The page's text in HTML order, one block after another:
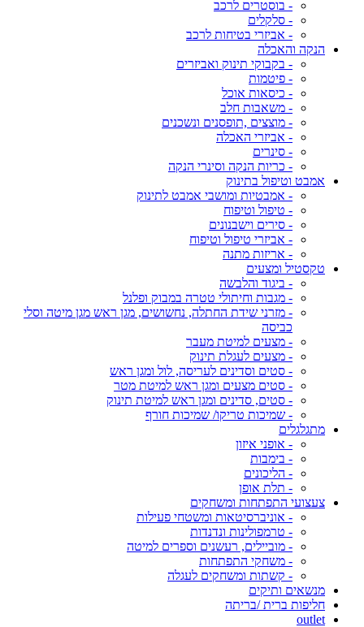
- בוסטרים לרכב
- סלקלים
- אביזרי בטיחות לרכב
הנקה והאכלה
- בקבוקי תינוק ואביזרים
- פיטמות
- כיסאות אוכל
- משאבות חלב
- מוצצים ,תופסנים ונשכנים
- אביזרי האכלה
- סינרים
- כריות הנקה וסינרי הנקה
אמבט וטיפול בתינוק
- אמבטיות ומושבי אמבט לתינוק
- טיפול וטיפוח
- סירים וישבנונים
- אביזרי טיפול וטיפוח
- אריזות מתנה
טקסטיל ומצעים
- ביגוד והלבשה
- מגבות וחיתולי טטרה במבוק ופלנל
- מזרני שידת החתלה, נחשושים, מגן ראש מגן מיטה וסלי
כביסה
- מצעים למיטת מעבר
- מצעים לעגלת תינוק
- סטים וסדינים לעריסה, לול ומגן ראש
- סטים מצעים ומגן ראש למיטת מטר
- סטים, סדינים ומגן ראש למיטת תינוק
- שמיכות טריקו/ שמיכות חורף
מתגלגלים
- אופני איזון
- בימבות
- הליכונים
- תלת אופן
צעצועי התפתחות ומשחקים
- אוניברסיטאות ומשטחי פעילות
- טרמפולינות ונדנדות
- מוביילים, רעשנים וספרים למיטה
- משחקי התפתחות
- קשתות ומשחקים לעגלה
מנשאים ותיקים
חליפות ברית /בריתה
outlet